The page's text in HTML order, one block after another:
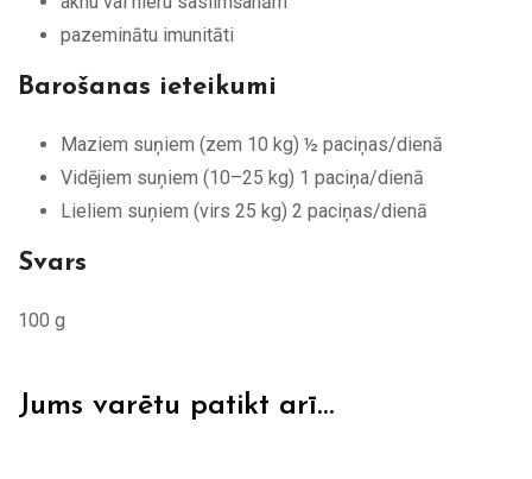
pazeminātu imunitāti
Barošanas ieteikumi
Maziem suņiem (zem 10 kg) ½ paciņas/dienā
Vidējiem suņiem (10–25 kg) 1 paciņa/dienā
Lieliem suņiem (virs 25 kg) 2 paciņas/dienā
Svars
100 g
Jums varētu patikt arī…